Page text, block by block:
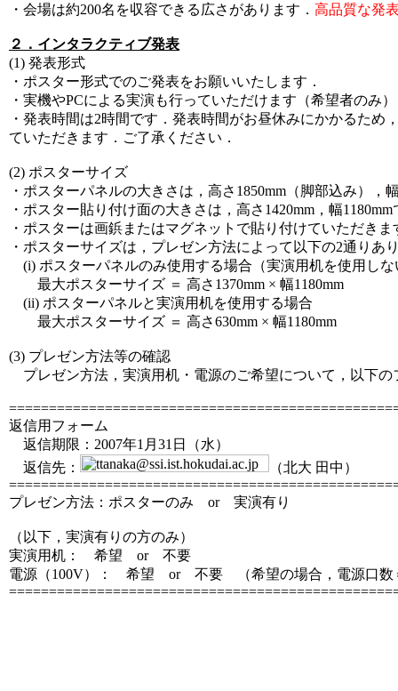
・会場は約200名を収容できる広さがあります． 高品質な発
２．インタラクティブ発表
(1) 発表形式
・ポスター形式でのご発表をお願いいたします．
・実機やPCによる実演も行っていただけます（希望者のみ
・発表時間は2時間です．発表時間がお昼休みにかかるた
ていただきます．ご了承ください．
(2) ポスターサイズ
・ポスターパネルの大きさは，高さ1850mm（脚部込み），
・ポスター貼り付け面の大きさは，高さ1420mm，幅1180mm
・ポスターは画鋲またはマグネットで貼り付けていただき
・ポスターサイズは，プレゼン方法によって以下の2通りあ
(i) ポスターパネルのみ使用する場合（実演用机を使用しな
最大ポスターサイズ ＝ 高さ1370mm × 幅1180mm
(ii) ポスターパネルと実演用机を使用する場合
最大ポスターサイズ ＝ 高さ630mm × 幅1180mm
(3) プレゼン方法等の確認
プレゼン方法，実演用机・電源のご希望について，以下の
返信用フォーム
返信期限：2007年1月31日（水）
返信先：
（北大 田中）
プレゼン方法：ポスターのみ or 実演有り
（以下，実演有りの方のみ）
実演用机： 希望 or 不要
電源（100V）： 希望 or 不要 （希望の場合，電源